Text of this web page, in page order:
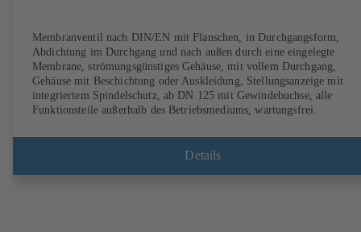
Membranventil nach DIN/EN mit Flanschen, in Durchgangsform,
Abdichtung im Durchgang und nach außen durch eine eingelegte
Membrane, strömungsgünstiges Gehäuse, mit vollem Durchgang,
Gehäuse mit Beschichtung oder Auskleidung, Stellungsanzeige mit
integriertem Spindelschutz, ab DN 125 mit Gewindebuchse, alle
Funktionsteile außerhalb des Betriebsmediums, wartungsfrei.
Details